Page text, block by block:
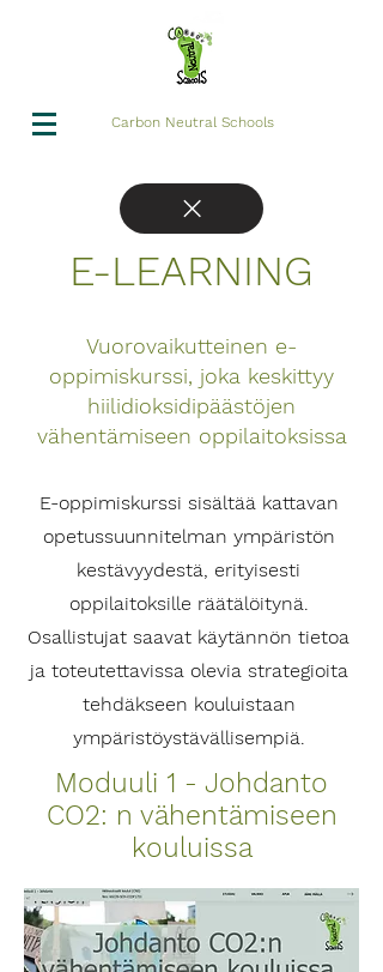
Carbon Neutral Schools
E-LEARNING
Vuorovaikutteinen e-
oppimiskurssi, joka keskittyy
hiilidioksidipäästöjen
vähentämiseen oppilaitoksissa
E-oppimiskurssi sisältää kattavan
opetussuunnitelman ympäristön
kestävyydestä, erityisesti
oppilaitoksille räätälöitynä.
Osallistujat saavat käytännön tietoa
ja toteutettavissa olevia strategioita
tehdäkseen kouluistaan
ympäristöystävällisempiä.
Moduuli 1 - Johdanto
CO2: n vähentämiseen
kouluissa